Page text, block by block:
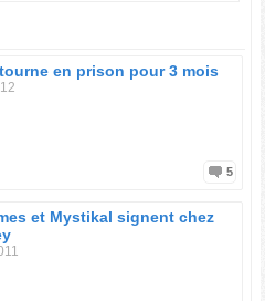
ya ass". Et puis en
de quitter le label No
en prison...
en prison pour 3 mois
5
et Mystikal signent chez